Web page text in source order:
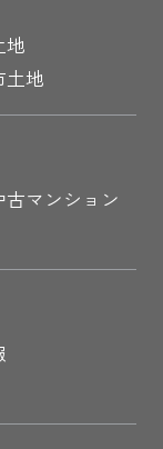
地
土地
マンション